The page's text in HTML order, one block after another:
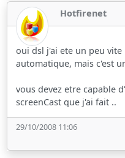
Hotfirenet
oui dsl j'ai ete un peu
automatique, mais c'est
vous devez etre capable
screenCast que j'ai fait ..
29/10/2008 11:06